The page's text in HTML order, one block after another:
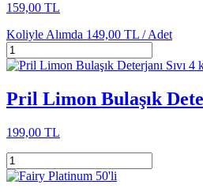
159,00 TL
Koliyle Alımda 149,00 TL /Adet
Pril Limon Bulaşık
199,00 TL